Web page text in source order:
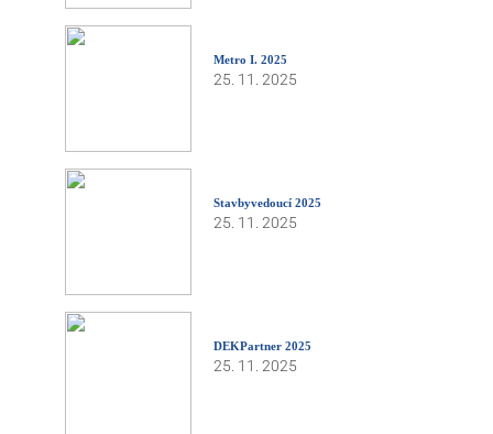
Metro I. 2025
25. 11. 2025
Stavbyvedoucí 2025
25. 11. 2025
DEKPartner 2025
25. 11. 2025